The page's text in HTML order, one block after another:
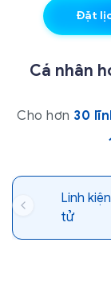
Đặt
Cá nhân
Cho hơn 30
Linh
tử